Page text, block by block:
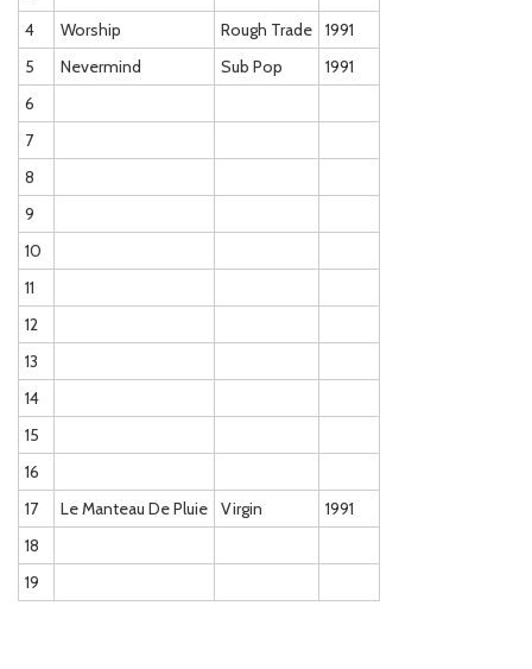
4
Worship Rough Trade
1991
5
Nevermind Sub Pop
1991
6
7
8
9
10
11
12
13
14
15
16
17
Le Manteau De Pluie Virgin
1991
18
19